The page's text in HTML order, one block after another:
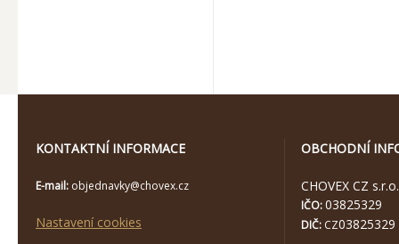
KONTAKTNÍ INFORMACE
E-mail: objednavky@chovex.cz
Nastavení cookies
OBCHODNÍ
CHOVEX CZ s.r.o.
IČO:03825329
DIČ: CZ03825329